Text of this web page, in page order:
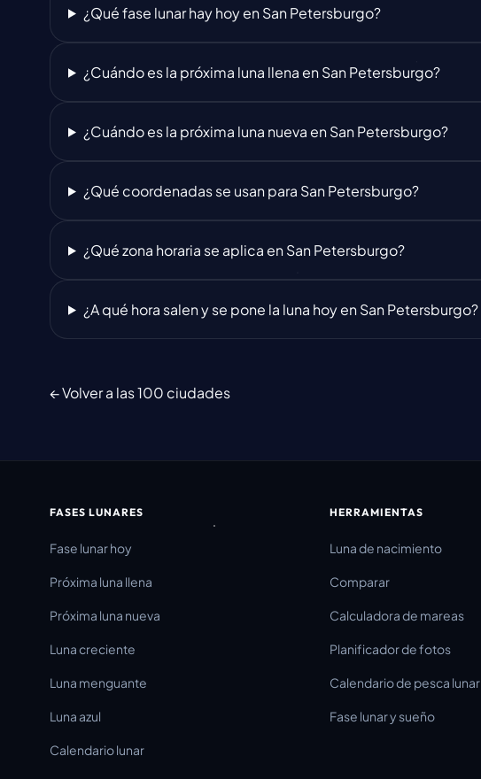
¿Qué fase lunar hay hoy en San Petersburgo?
¿Cuándo es la próxima luna llena en San Petersburgo?
¿Cuándo es la próxima luna nueva en San Petersburgo?
¿Qué coordenadas se usan para San Petersburgo?
¿Qué zona horaria se aplica en San Petersburgo?
¿A qué hora salen y se pone la luna hoy en San Petersburgo?
← Volver a las 100 ciudades
FASES LUNARES
Fase lunar hoy
Próxima luna llena
Próxima luna nueva
Luna creciente
Luna menguante
Luna azul
Calendario lunar
HERRAMIENTAS
Luna de nacimiento
Comparar
Calculadora de mareas
Planificador de fotos
Calendario de pesca lunar
Fase lunar y sueño